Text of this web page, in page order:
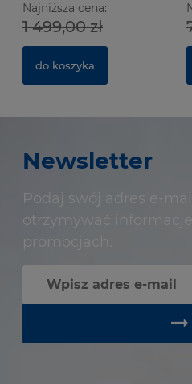
Najniższa cena:
1 499,00 zł
do koszyka
Newsletter
Podaj swój adres e-
otrzymywać
promocjach.